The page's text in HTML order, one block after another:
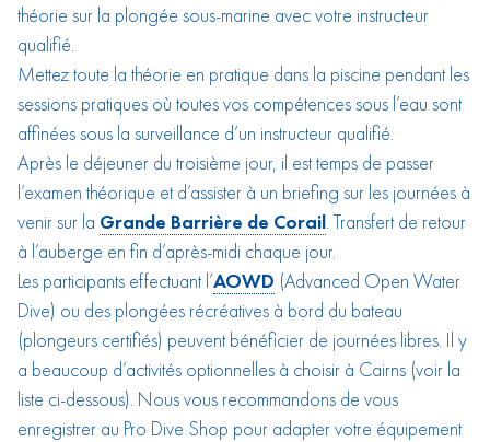
théorie sur la plongée sous-marine avec votre instructeur
qualifié.
Mettez toute la théorie en pratique dans la piscine pendant les
sessions pratiques où toutes vos compétences sous l’eau sont
affinées sous la surveillance d’un instructeur qualifié.
Après le déjeuner du troisième jour, il est temps de passer
l’examen théorique et d’assister à un briefing sur les journées à
venir sur la Grande Barrière de Corail . Transfert de retour
à l’auberge en fin d’après-midi chaque jour.
Les participants effectuant l’AOWD (Advanced Open Water
Dive) ou des plongées récréatives à bord du bateau
(plongeurs certifiés) peuvent bénéficier de journées libres. Il y
a beaucoup d’activités optionnelles à choisir à Cairns (voir la
liste ci-dessous). Nous vous recommandons de vous
enregistrer au Pro Dive Shop pour adapter votre équipement